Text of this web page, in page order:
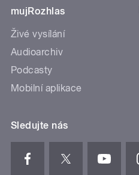
mujRozhlas
Živé vysílání
Audioarchiv
Podcasty
Mobilní aplikace
Sledujte nás